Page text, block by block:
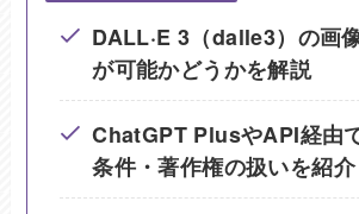
DALL·E 3（dalle3）の画
が可能かどうかを解説
ChatGPT PlusやAPI経由
条件・著作権の扱いを紹介